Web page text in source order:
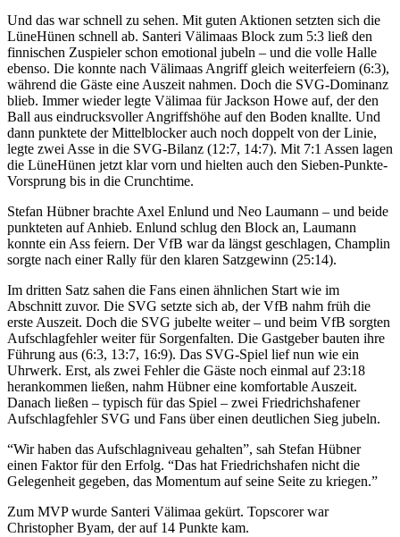
Und das war schnell zu sehen. Mit guten Aktionen setzten sich die
LüneHünen schnell ab. Santeri Välimaas Block zum 5:3 ließ den
finnischen Zuspieler schon emotional jubeln – und die volle Halle
ebenso. Die konnte nach Välimaas Angriff gleich weiterfeiern (6:3),
während die Gäste eine Auszeit nahmen. Doch die SVG-Dominanz
blieb. Immer wieder legte Välimaa für Jackson Howe auf, der den
Ball aus eindrucksvoller Angriffshöhe auf den Boden knallte. Und
dann punktete der Mittelblocker auch noch doppelt von der Linie,
legte zwei Asse in die SVG-Bilanz (12:7, 14:7). Mit 7:1 Assen lagen
die LüneHünen jetzt klar vorn und hielten auch den Sieben-Punkte-
Vorsprung bis in die Crunchtime.
Stefan Hübner brachte Axel Enlund und Neo Laumann – und beide
punkteten auf Anhieb. Enlund schlug den Block an, Laumann
konnte ein Ass feiern. Der VfB war da längst geschlagen, Champlin
sorgte nach einer Rally für den klaren Satzgewinn (25:14).
Im dritten Satz sahen die Fans einen ähnlichen Start wie im
Abschnitt zuvor. Die SVG setzte sich ab, der VfB nahm früh die
erste Auszeit. Doch die SVG jubelte weiter – und beim VfB sorgten
Aufschlagfehler weiter für Sorgenfalten. Die Gastgeber bauten ihre
Führung aus (6:3, 13:7, 16:9). Das SVG-Spiel lief nun wie ein
Uhrwerk. Erst, als zwei Fehler die Gäste noch einmal auf 23:18
herankommen ließen, nahm Hübner eine komfortable Auszeit.
Danach ließen – typisch für das Spiel – zwei Friedrichshafener
Aufschlagfehler SVG und Fans über einen deutlichen Sieg jubeln.
“Wir haben das Aufschlagniveau gehalten”, sah Stefan Hübner
einen Faktor für den Erfolg. “Das hat Friedrichshafen nicht die
Gelegenheit gegeben, das Momentum auf seine Seite zu kriegen.”
Zum MVP wurde Santeri Välimaa gekürt. Topscorer war
Christopher Byam, der auf 14 Punkte kam.